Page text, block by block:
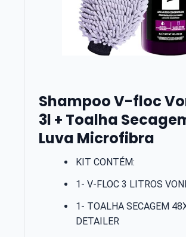
Shampoo V-floc
3l + Toalha
Luva Microfibra
KIT CONTÉM:
1- V-FLOC 3 LITROS
1- TOALHA SECAGEM
DETAILER